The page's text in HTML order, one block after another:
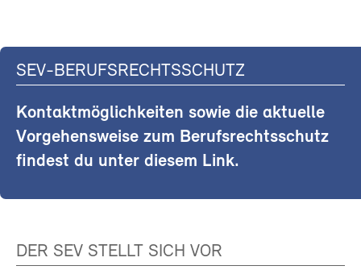
SEV-BERUFSRECHTSSCHUTZ
Kontaktmöglichkeiten sowie die aktuelle
Vorgehensweise zum Berufsrechtsschutz
findest du unter diesem Link.
DER SEV STELLT SICH VOR